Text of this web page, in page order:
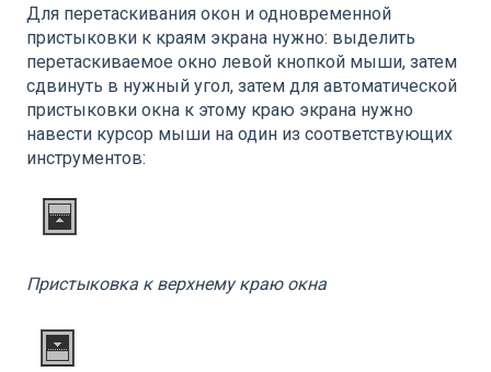
Для перетаскивания окон и одновременной
пристыковки к краям экрана нужно: выделить
перетаскиваемое окно левой кнопкой мыши, затем
сдвинуть в нужный угол, затем для автоматической
пристыковки окна к этому краю экрана нужно
навести курсор мыши на один из соответствующих
инструментов:
Пристыковка к верхнему краю окна